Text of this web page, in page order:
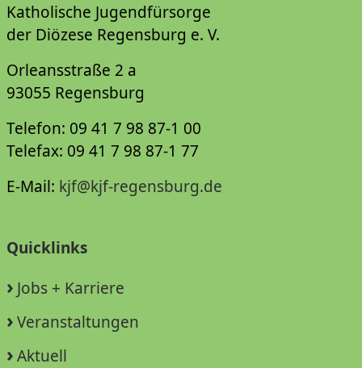
Katholische Jugendfürsorge
der Diözese Regensburg e. V.
Orleansstraße 2 a
93055 Regensburg
Telefon: 09 41 7 98 87-1 00
Telefax: 09 41 7 98 87-1 77
E-Mail: kjf@kjf-regensburg.de
Quicklinks
Jobs + Karriere
Veranstaltungen
Aktuell